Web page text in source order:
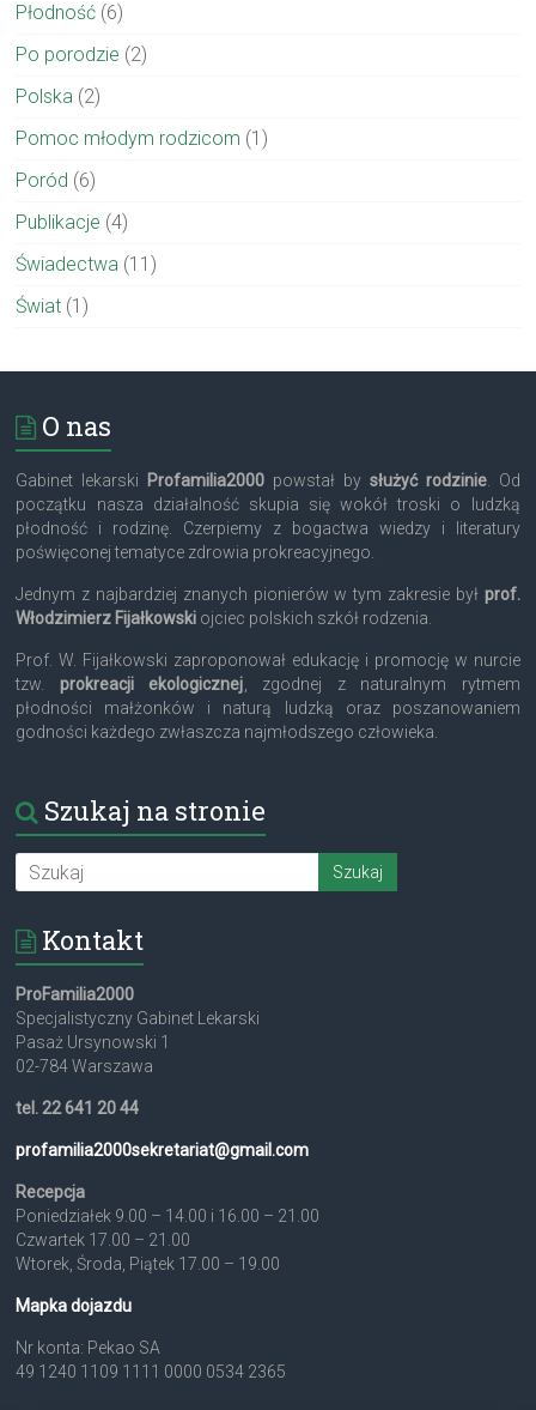
Płodność (6)
Po porodzie (2)
Polska (2)
Pomoc młodym rodzicom (1)
Poród (6)
Publikacje (4)
Świadectwa (11)
Świat (1)
O nas
Gabinet lekarski Profamilia2000 powstał by służyć rodzinie. Od
początku nasza działalność skupia się wokół troski o ludzką
płodność i rodzinę. Czerpiemy z bogactwa wiedzy i literatury
poświęconej tematyce zdrowia prokreacyjnego.
Jednym z najbardziej znanych pionierów w tym zakresie był prof.
Włodzimierz Fijałkowski ojciec polskich szkół rodzenia.
Prof. W. Fijałkowski zaproponował edukację i promocję w nurcie
tzw. prokreacji ekologicznej , zgodnej z naturalnym rytmem
płodności małżonków i naturą ludzką oraz poszanowaniem
godności każdego zwłaszcza najmłodszego człowieka.
Szukaj na stronie
Kontakt
ProFamilia2000
Specjalistyczny Gabinet Lekarski
Pasaż Ursynowski 1
02-784 Warszawa
tel. 22 641 20 44
profamilia2000sekretariat@gmail.com
Recepcja
Poniedziałek 9.00 – 14.00 i 16.00 – 21.00
Czwartek 17.00 – 21.00
Wtorek, Środa, Piątek 17.00 – 19.00
Mapka dojazdu
Nr konta: Pekao SA
49 1240 1109 1111 0000 0534 2365